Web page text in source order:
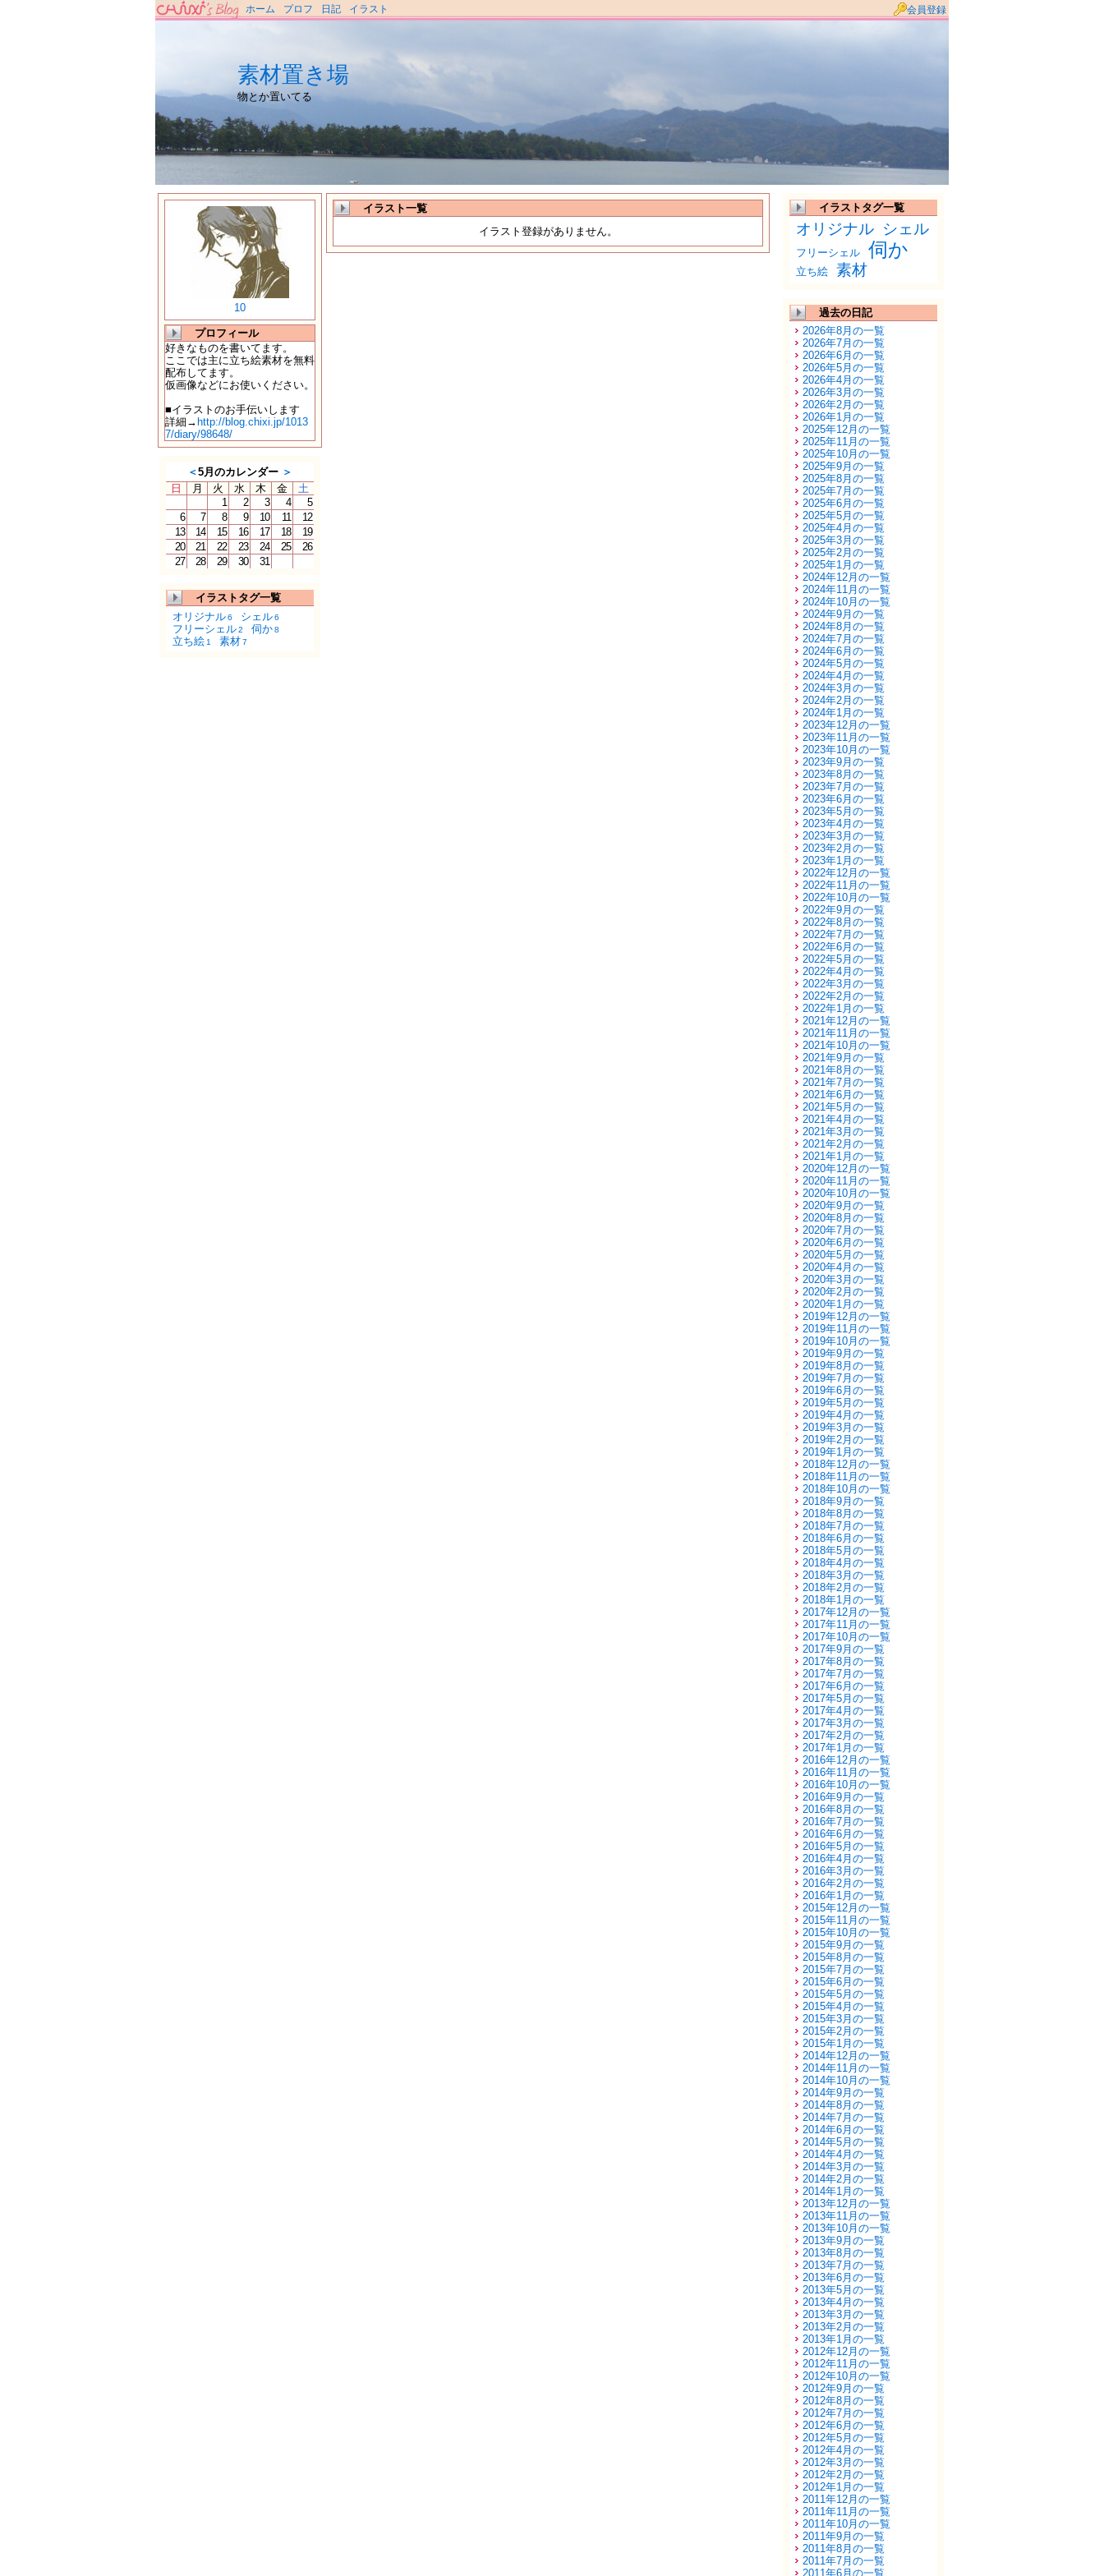
ホーム プロフ 日記 イラスト 会員登録
素材置き場
物とか置いてる
10
プロフィール
好きなものを書いてます。
ここでは主に立ち絵素材を無料
配布してます。
仮画像などにお使いください。
■イラストのお手伝いします
詳細→ http://blog.chixi.jp/1013
7/diary/98648/
＜5月のカレンダー ＞
日
月 火 水 木 金
土
1
2 3 4
5
6
7 8 9 10 11
12
13
14 15 16 17 18
19
20
21 22 23 24 25
26
27
28 29 30 31
イラストタグ一覧
オリジナル6 シェル6
フリーシェル2 伺か8
立ち絵 1 素材7
イラスト一覧
イラスト登録がありません。
イラストタグ一覧
オリジナル シェル
フリーシェル 伺か
立ち絵 素材
過去の日記
2026年8月の一覧
2026年7月の一覧
2026年6月の一覧
2026年5月の一覧
2026年4月の一覧
2026年3月の一覧
2026年2月の一覧
2026年1月の一覧
2025年12月の一覧
2025年11月の一覧
2025年10月の一覧
2025年9月の一覧
2025年8月の一覧
2025年7月の一覧
2025年6月の一覧
2025年5月の一覧
2025年4月の一覧
2025年3月の一覧
2025年2月の一覧
2025年1月の一覧
2024年12月の一覧
2024年11月の一覧
2024年10月の一覧
2024年9月の一覧
2024年8月の一覧
2024年7月の一覧
2024年6月の一覧
2024年5月の一覧
2024年4月の一覧
2024年3月の一覧
2024年2月の一覧
2024年1月の一覧
2023年12月の一覧
2023年11月の一覧
2023年10月の一覧
2023年9月の一覧
2023年8月の一覧
2023年7月の一覧
2023年6月の一覧
2023年5月の一覧
2023年4月の一覧
2023年3月の一覧
2023年2月の一覧
2023年1月の一覧
2022年12月の一覧
2022年11月の一覧
2022年10月の一覧
2022年9月の一覧
2022年8月の一覧
2022年7月の一覧
2022年6月の一覧
2022年5月の一覧
2022年4月の一覧
2022年3月の一覧
2022年2月の一覧
2022年1月の一覧
2021年12月の一覧
2021年11月の一覧
2021年10月の一覧
2021年9月の一覧
2021年8月の一覧
2021年7月の一覧
2021年6月の一覧
2021年5月の一覧
2021年4月の一覧
2021年3月の一覧
2021年2月の一覧
2021年1月の一覧
2020年12月の一覧
2020年11月の一覧
2020年10月の一覧
2020年9月の一覧
2020年8月の一覧
2020年7月の一覧
2020年6月の一覧
2020年5月の一覧
2020年4月の一覧
2020年3月の一覧
2020年2月の一覧
2020年1月の一覧
2019年12月の一覧
2019年11月の一覧
2019年10月の一覧
2019年9月の一覧
2019年8月の一覧
2019年7月の一覧
2019年6月の一覧
2019年5月の一覧
2019年4月の一覧
2019年3月の一覧
2019年2月の一覧
2019年1月の一覧
2018年12月の一覧
2018年11月の一覧
2018年10月の一覧
2018年9月の一覧
2018年8月の一覧
2018年7月の一覧
2018年6月の一覧
2018年5月の一覧
2018年4月の一覧
2018年3月の一覧
2018年2月の一覧
2018年1月の一覧
2017年12月の一覧
2017年11月の一覧
2017年10月の一覧
2017年9月の一覧
2017年8月の一覧
2017年7月の一覧
2017年6月の一覧
2017年5月の一覧
2017年4月の一覧
2017年3月の一覧
2017年2月の一覧
2017年1月の一覧
2016年12月の一覧
2016年11月の一覧
2016年10月の一覧
2016年9月の一覧
2016年8月の一覧
2016年7月の一覧
2016年6月の一覧
2016年5月の一覧
2016年4月の一覧
2016年3月の一覧
2016年2月の一覧
2016年1月の一覧
2015年12月の一覧
2015年11月の一覧
2015年10月の一覧
2015年9月の一覧
2015年8月の一覧
2015年7月の一覧
2015年6月の一覧
2015年5月の一覧
2015年4月の一覧
2015年3月の一覧
2015年2月の一覧
2015年1月の一覧
2014年12月の一覧
2014年11月の一覧
2014年10月の一覧
2014年9月の一覧
2014年8月の一覧
2014年7月の一覧
2014年6月の一覧
2014年5月の一覧
2014年4月の一覧
2014年3月の一覧
2014年2月の一覧
2014年1月の一覧
2013年12月の一覧
2013年11月の一覧
2013年10月の一覧
2013年9月の一覧
2013年8月の一覧
2013年7月の一覧
2013年6月の一覧
2013年5月の一覧
2013年4月の一覧
2013年3月の一覧
2013年2月の一覧
2013年1月の一覧
2012年12月の一覧
2012年11月の一覧
2012年10月の一覧
2012年9月の一覧
2012年8月の一覧
2012年7月の一覧
2012年6月の一覧
2012年5月の一覧
2012年4月の一覧
2012年3月の一覧
2012年2月の一覧
2012年1月の一覧
2011年12月の一覧
2011年11月の一覧
2011年10月の一覧
2011年9月の一覧
2011年8月の一覧
2011年7月の一覧
2011年6月の一覧